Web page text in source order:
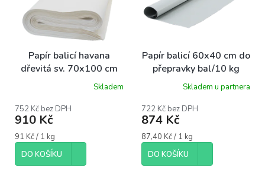
t
ů
Papír balicí havana
dřevitá sv. 70x100 cm
45 g bal/10 kgSkladem
752 Kč bez DPH
910 Kč
Měrná
cena:
91 Kč / 1 kg
DO KOŠÍKU
Papír balicí 60x40 cm do
přepravky bal/10 kg
Skladem u partnera
722 Kč bez DPH
874 Kč
Měrná
cena:
87,40 Kč / 1 kg
DO KOŠÍKU